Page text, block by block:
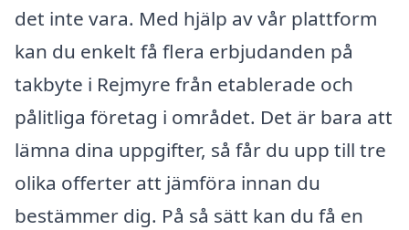
det inte vara. Med hjälp av vår plattform
kan du enkelt få flera erbjudanden på
takbyte i Rejmyre från etablerade och
pålitliga företag i området. Det är bara att
lämna dina uppgifter, så får du upp till tre
olika offerter att jämföra innan du
bestämmer dig. På så sätt kan du få en